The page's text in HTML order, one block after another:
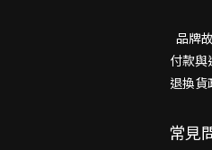
品牌
付款與
退換貨
常見